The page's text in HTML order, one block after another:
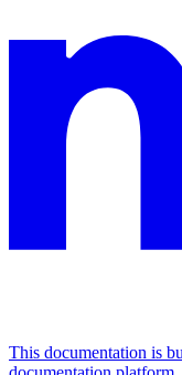
This documentation is